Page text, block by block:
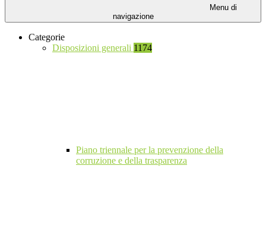
Menu di
navigazione
Categorie
Disposizioni generali 1174
Piano triennale per la prevenzione della
corruzione e della trasparenza